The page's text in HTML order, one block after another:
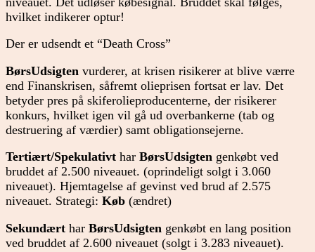
hvilket indikerer optur!
Der er udsendt et “Death Cross”
BørsUdsigten vurderer, at krisen risikerer at blive værre
end Finanskrisen, såfremt olieprisen fortsat er lav. Det
betyder pres på skiferolieproducenterne, der risikerer
konkurs, hvilket igen vil gå ud overbankerne (tab og
destruering af værdier) samt obligationsejerne.
Tertiært/Spekulativt har BørsUdsigten genkøbt ved
bruddet af 2.500 niveauet. (oprindeligt solgt i 3.060
niveauet). Hjemtagelse af gevinst ved brud af 2.575
niveauet. Strategi: Køb (ændret)
Sekundært har BørsUdsigten genkøbt en lang position
ved bruddet af 2.600 niveauet (solgt i 3.283 niveauet).